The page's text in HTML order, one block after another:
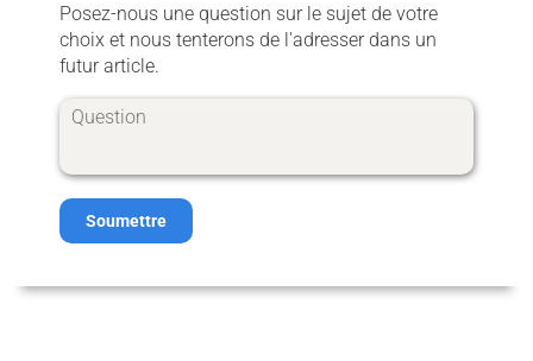
Posez-nous une question sur le sujet de votre
choix et nous tenterons de l'adresser dans un
futur article.
Soumettre